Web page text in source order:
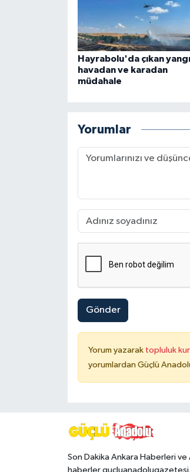
Hayrabolu'da çıkan
havadan ve karadan
müdahale
Yorumlar
Gönder
Yorum yazarak topluluk
yorumlardan Güçlü
Son Dakika Ankara Haberleri
haberler